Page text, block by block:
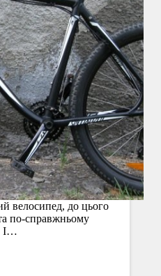
велосипед, до цього
по-справжньому
І…